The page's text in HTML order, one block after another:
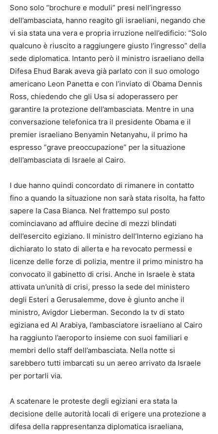
Sono solo “brochure e moduli” presi nell’ingresso
dell’ambasciata, hanno reagito gli israeliani, negando che
vi sia stata una vera e propria irruzione nell’edificio: “Solo
qualcuno è riuscito a raggiungere giusto l’ingresso” della
sede diplomatica. Intanto però il ministro israeliano della
Difesa Ehud Barak aveva già parlato con il suo omologo
americano Leon Panetta e con l’inviato di Obama Dennis
Ross, chiedendo che gli Usa si adoperassero per
garantire la protezione dell’ambasciata. Mentre in una
conversazione telefonica tra il presidente Obama e il
premier israeliano Benyamin Netanyahu, il primo ha
espresso “grave preoccupazione” per la situazione
dell’ambasciata di Israele al Cairo.
I due hanno quindi concordato di rimanere in contatto
fino a quando la situazione non sarà stata risolta, ha fatto
sapere la Casa Bianca. Nel frattempo sul posto
cominciavano ad affluire decine di mezzi blindati
dell’esercito egiziano. Il ministro dell’Interno egiziano ha
dichiarato lo stato di allerta e ha revocato permessi e
licenze delle forze di polizia, mentre il primo ministro ha
convocato il gabinetto di crisi. Anche in Israele è stata
attivata un’unità di crisi, presso la sede del ministero
degli Esteri a Gerusalemme, dove è giunto anche il
ministro, Avigdor Lieberman. Secondo la tv di stato
egiziana ed Al Arabiya, l’ambasciatore israeliano al Cairo
ha raggiunto l’aeroporto insieme con suoi familiari e
membri dello staff dell’ambasciata. Nella notte si
sarebbero tutti imbarcati su un aereo arrivato da Israele
per portarli via.
A scatenare le proteste degli egiziani era stata la
decisione delle autorità locali di erigere una protezione a
difesa della rappresentanza diplomatica israeliana,